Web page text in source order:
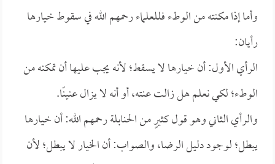
وأما إذا مكنته من الوطء فللعلماء رحمهم الله في سقوط خيارها
رأيان:
الرأي الأول: أن خيارها لا يسقط؛ لأنه يجب عليها أن تمكنه من
الوطء؛ لكي نعلم هل زالت عنته، أو أنه لا يزال عنينًا.
والرأي الثاني وهو قول كثيرٍ من الحنابلة رحمهم الله: أن خيارها
يبطل؛ لوجود دليل الرضا، والصواب: أن الخيار لا يبطل؛ لأن